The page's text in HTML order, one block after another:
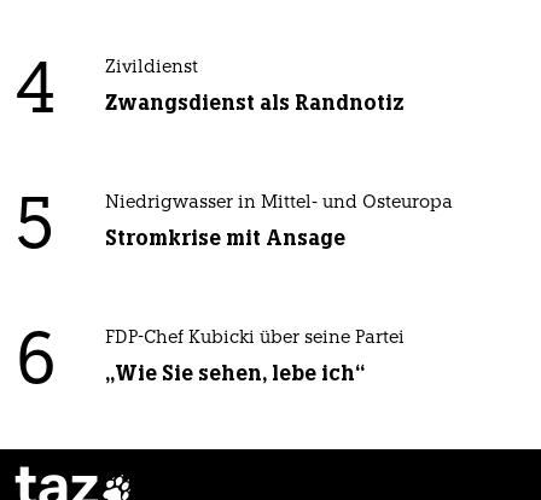
4 Zivildienst
Zwangsdienst als Randnotiz
5 Niedrigwasser in Mittel- und Osteuropa
Stromkrise mit Ansage
6 FDP-Chef Kubicki über seine Partei
„Wie Sie sehen, lebe ich“
